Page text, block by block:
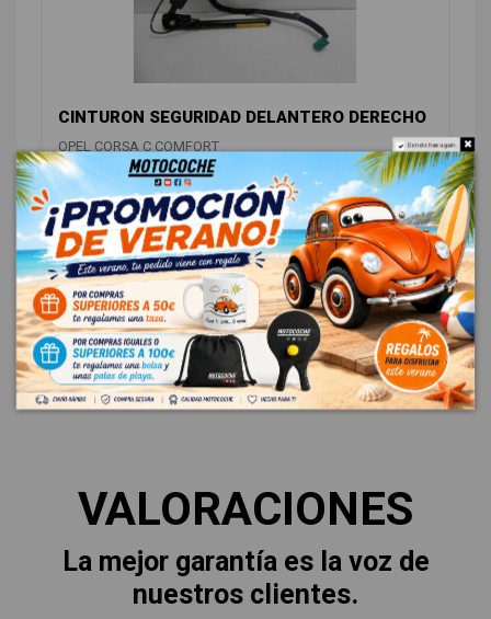
CINTURON SEGURIDAD DELANTERO DERECHO
OPEL CORSA C COMFORT
ID:496328
15,70 € Sin IVA
19,00 € Con IVA
VALORACIONES
La mejor garantía es la voz de
nuestros clientes.
Do not show again.